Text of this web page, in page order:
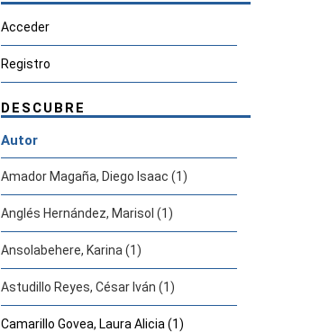
Acceder
Registro
DESCUBRE
Autor
Amador Magaña, Diego Isaac (1)
Anglés Hernández, Marisol (1)
Ansolabehere, Karina (1)
Astudillo Reyes, César Iván (1)
Camarillo Govea, Laura Alicia (1)